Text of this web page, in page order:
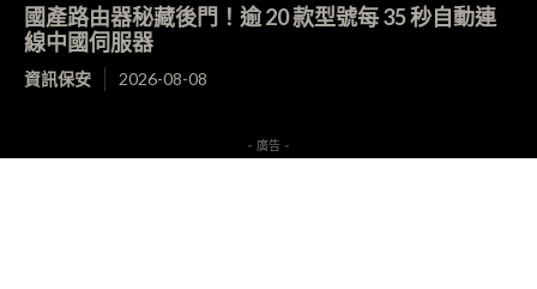
國產路由器秘藏後門！逾 20 款型號每 35 秒自動連
線中國伺服器
資訊保安 2026-08-08
- 廣告 -